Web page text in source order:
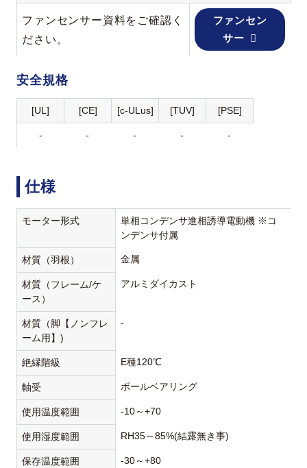
ファンセンサー資料をご確認く
ださい。
ファンセン
サー
安全規格
[UL] [CE] [c-ULus] [TUV] [PSE]
- - - - -
仕様
モーター形式
単相コンデンサ進相誘導電動機 ※コ
ンデンサ付属
材質（羽根） 金属
材質（フレーム/ケ
ース）
アルミダイカスト
材質（脚【ノンフレ
ーム用】)
-
絶縁階級 E種120℃
軸受 ボールベアリング
使用温度範囲 -10～+70
使用湿度範囲 RH35～85%(結露無き事)
保存温度範囲 -30～+80